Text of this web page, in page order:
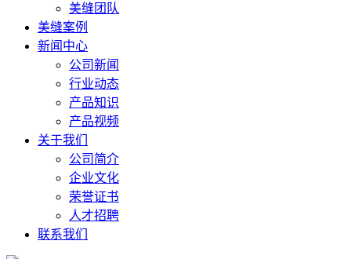
美缝团队
美缝案例
新闻中心
公司新闻
行业动态
产品知识
产品视频
关于我们
公司简介
企业文化
荣誉证书
人才招聘
联系我们